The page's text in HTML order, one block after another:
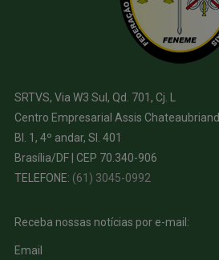
SRTVS, Via W3 Sul, Qd. 701, Cj. L
Centro Empresarial Assis Chateaubriand
Bl. 1, 4º andar, Sl. 401
Brasília/DF | CEP 70.340-906
TELEFONE: (61) 3045-0992
Receba nossas notícias por e-mail:
Email